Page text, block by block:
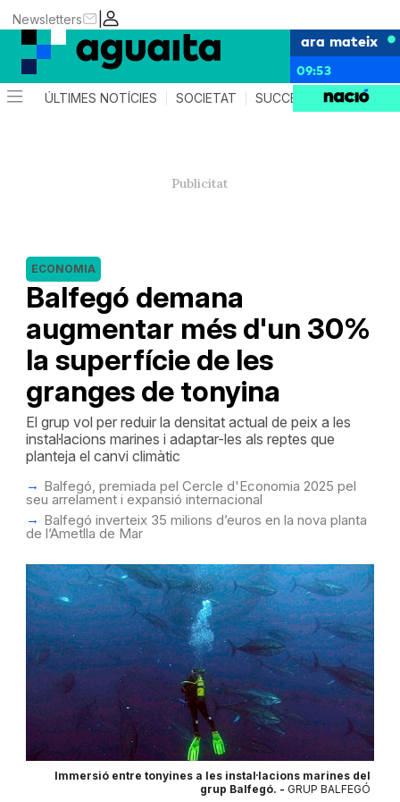
|
Newsletters
ara mateix
09:53
ÚLTIMES NOTÍCIES SOCIETAT SUCCESSOS AGENDA
Balfegó demana
augmentar més d'un 30%
la superfície de les
granges de tonyina
ECONOMIA
El grup vol per reduir la densitat actual de peix a les
instal·lacions marines i adaptar-les als reptes que
planteja el canvi climàtic
Balfegó, premiada pel Cercle d'Economia 2025 pel
seu arrelament i expansió internacional
Balfegó inverteix 35 milions d’euros en la nova planta
de l’Ametlla de Mar
Immersió entre tonyines a les instal·lacions marines del
grup Balfegó. - GRUP BALFEGÓ